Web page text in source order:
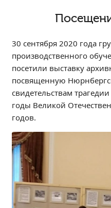
Профессионалитет
АБИТУРИЕНТУ
Опрос по качеству
Новости
Наблюдательный совет
Информация
Профориентация
Обращения онлайн
Контакты
Региональный центр
Учебно-
30 сентября 2020 года
производственного
посетили выставку
посвященную
свидетельствам
годы Великой
годов.